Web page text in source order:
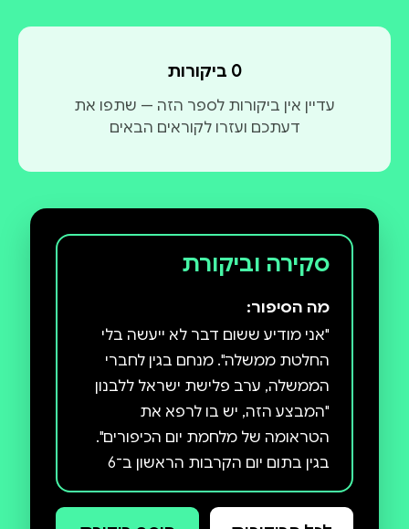
0 ביקורות
עדיין אין ביקורות לספר הזה — שתפו את
דעתכם ועזרו לקוראים הבאים
סקירה וביקורת
מה הסיפור:
"אני מודיע ששום דבר לא ייעשה בלי
החלטת ממשלה". מנחם בגין לחברי
הממשלה, ערב פלישת ישראל ללבנון
"המבצע הזה, יש בו לרפא את
הטראומה של מלחמת יום הכיפורים".
בגין בתום יום הקרבות הראשון ב־6
ביוני 1982 נכנסו כוחות צה"ל ללבנון
לכאורה למבצע מוגבל. בפועל, לאחר